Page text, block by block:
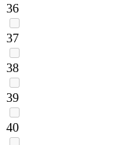
36
37
38
39
40